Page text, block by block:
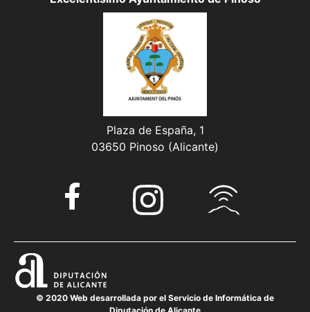
Plaza de España, 1
03650 Pinoso (Alicante)
© 2020 Web desarrollada por el Servicio de Informática de